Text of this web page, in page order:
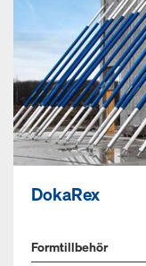
DokaRex
Formtillbehör